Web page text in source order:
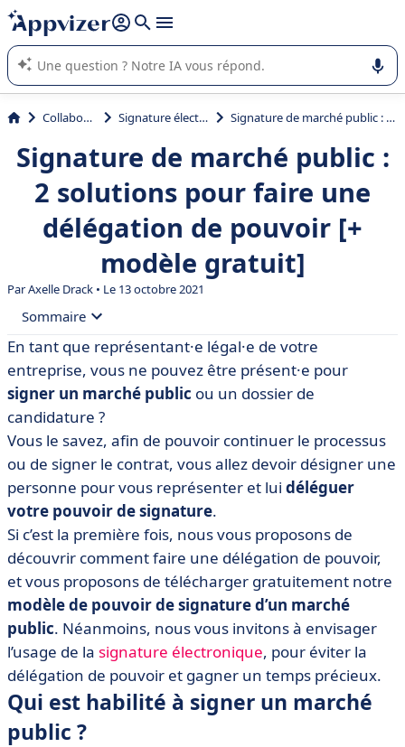
répondre (plusieurs lignes avec
L'IA de Appvizer vous guide dans l'utilisation ou la sélection de
logiciel SaaS en entreprise.
Collaboration Signature électronique Signature de marché public : 2 solutions pour faire une délégation de pouvoir [+ modèle gratuit]
Signature de marché public :
2 solutions pour faire une
délégation de pouvoir [+
modèle gratuit]
ParAxelle Drack • Le 13 octobre 2021
Sommaire
• Qui est habilité à signer un marché public ?
• Comment formaliser une délégation de signature ?
En tant que représentant·e légal·e de votre
entreprise, vous ne pouvez être présent·e pour
signer un marché public ou un dossier de
candidature ?
Vous le savez, afin de pouvoir continuer le processus
ou de signer le contrat, vous allez devoir désigner une
personne pour vous représenter et lui déléguer
votre pouvoir de signature.
Si c’est la première fois, nous vous proposons de
découvrir comment faire une délégation de pouvoir,
et vous proposons de télécharger gratuitement notre
modèle de pouvoir de signature d’un marché
public. Néanmoins, nous vous invitons à envisager
l’usage de la signature électronique, pour éviter la
délégation de pouvoir et gagner un temps précieux.
Qui est habilité à signer un marché
public ?